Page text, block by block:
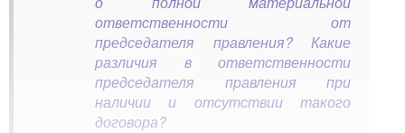
ответственности от
председателя правления? Какие
различия в ответственности
председателя правления при
наличии и отсутствии такого
договора?